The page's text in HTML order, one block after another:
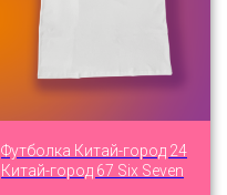
Футболка Китай-город 24
Китай-город 67 Six Seven